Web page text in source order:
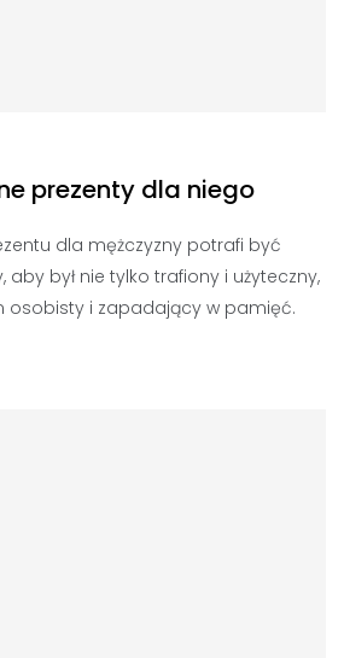
prezenty dla niego
dla mężczyzny potrafi być
aby był nie tylko trafiony i użyteczny,
osobisty i zapadający w pamięć.